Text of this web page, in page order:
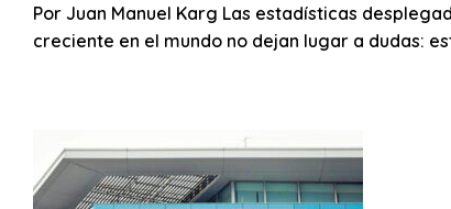
Por Juan Manuel Karg Las estadísticas
creciente en el mundo no dejan lugar a dudas: